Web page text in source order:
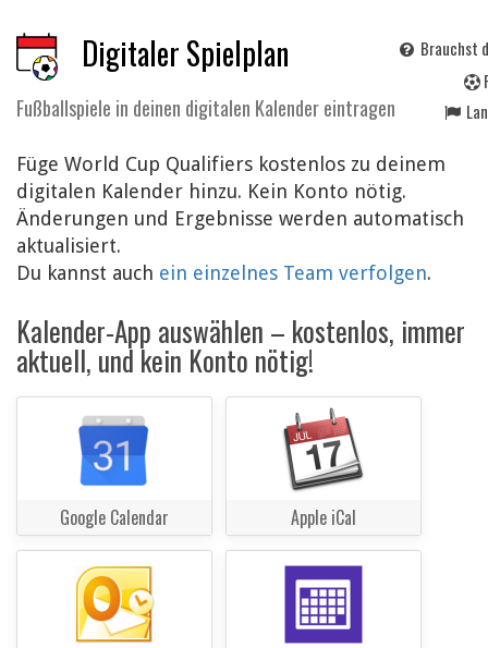
Digitaler Spielplan
Fußballspiele in deinen digitalen Kalender eintragen
Brauchst
Füge World Cup Qualifiers kostenlos zu deinem
digitalen Kalender hinzu. Kein Konto nötig.
Änderungen und Ergebnisse werden automatisch
aktualisiert.
Du kannst auch ein einzelnes Team verfolgen.
Kalender-App auswählen – kostenlos, immer
aktuell, und kein Konto nötig!
Google Calendar Apple iCal